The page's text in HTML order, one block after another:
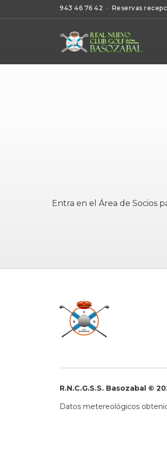
943 46 76 42 · Reservas
Entra en el Área de Socios
R.N.C.G.S.S. Basozabal ©
Datos metereológicos